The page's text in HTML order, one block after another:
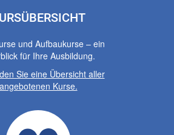
und Aufbaukurse – ein
für Ihre Ausbildung.
Sie eine Übersicht aller
angebotenen Kurse.